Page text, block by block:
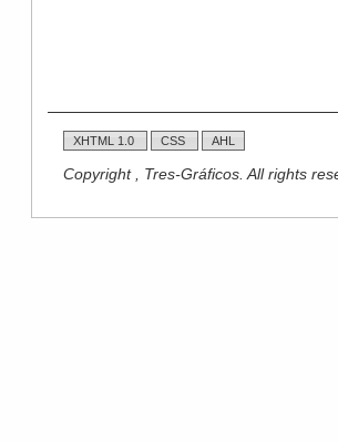
XHTML 1.0 CSS AHL
Copyright , Tres-Gráficos. All rights